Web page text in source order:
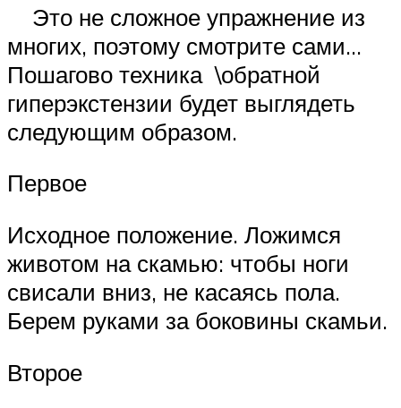
Это не сложное упражнение из
многих, поэтому смотрите сами…
Пошагово техника \обратной
гиперэкстензии будет выглядеть
следующим образом.
Первое
Исходное положение. Ложимся
животом на скамью: чтобы ноги
свисали вниз, не касаясь пола.
Берем руками за боковины скамьи.
Второе